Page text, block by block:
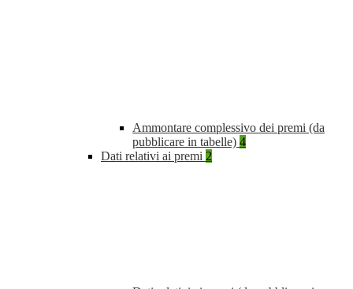
Ammontare complessivo dei premi (da
pubblicare in tabelle) 4
Dati relativi ai premi 2